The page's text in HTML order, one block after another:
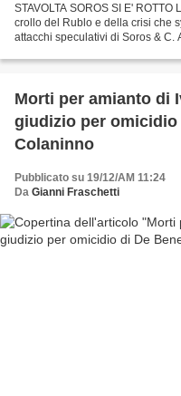
STAVOLTA SOROS SI E'
crollo del Rublo e della crisi che
attacchi speculativi di Soros & C.
Morti per amianto di
giudizio per omicidio
Colaninno
Pubblicato su 19/12/AM 11:24
Da Gianni Fraschetti